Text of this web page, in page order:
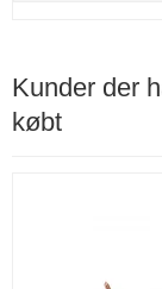
Kunder der
købt